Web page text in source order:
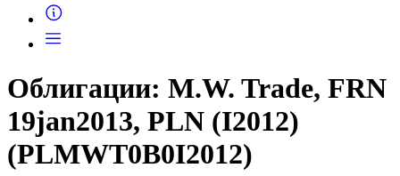
Облигации: M.W. Trade, FRN
19jan2013, PLN (I2012)
(PLMWT0B0I2012)